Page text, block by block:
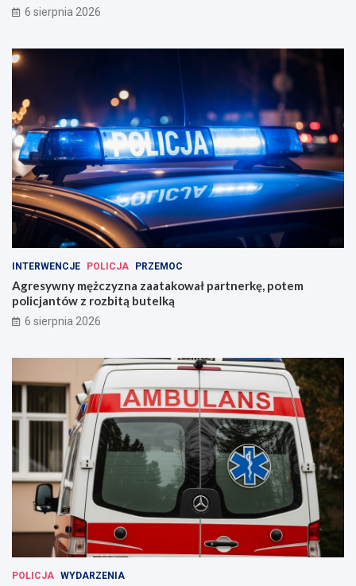
6 sierpnia 2026
INTERWENCJE POLICJA PRZEMOC
Agresywny mężczyzna zaatakował partnerkę, potem
policjantów z rozbitą butelką
6 sierpnia 2026
POLICJA WYDARZENIA